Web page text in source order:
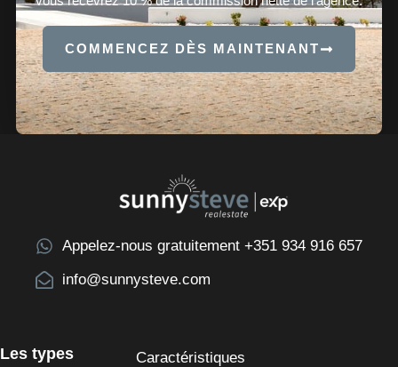
COMMENCEZ DÈS MAINTENANT
Appelez-nous gratuitement +351 934 916 657
info@sunnysteve.com
Les types
Caractéristiques